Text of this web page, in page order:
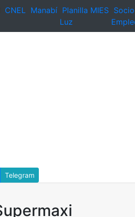
CNEL Manabí Planilla
Luz
MIES Socio
Telegram